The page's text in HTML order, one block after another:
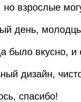
взрослые
день,
было вкусно,
дизайн,
спасибо!